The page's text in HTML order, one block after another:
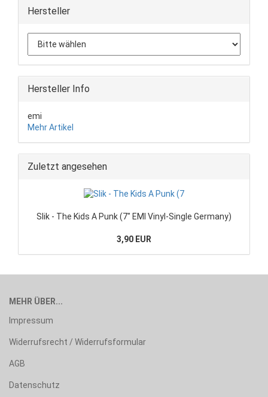
Hersteller
Hersteller Info
emi
Mehr Artikel
Zuletzt angesehen
Slik - The Kids A Punk (7" EMI Vinyl-Single Germany)
3,90 EUR
MEHR ÜBER...
Impressum
Widerrufsrecht / Widerrufsformular
AGB
Datenschutz